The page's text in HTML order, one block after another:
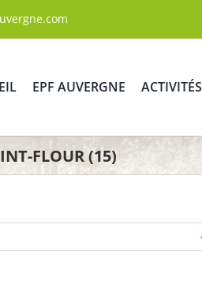
EPF AUVERGNE ACTIVITÉS
FLOUR (15)